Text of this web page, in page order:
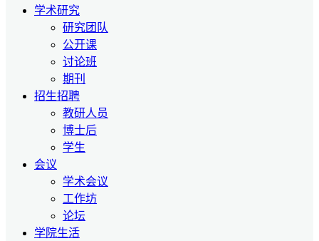
学术研究
研究团队
公开课
讨论班
期刊
招生招聘
教研人员
博士后
学生
会议
学术会议
工作坊
论坛
学院生活